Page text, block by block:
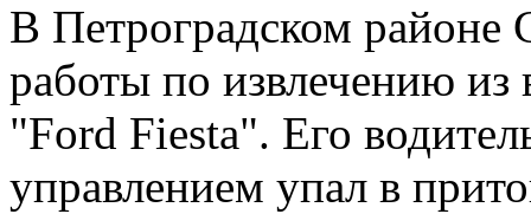
В Петроградском районе
работы по извлечению из
"Ford Fiesta". Его
управлением упал в